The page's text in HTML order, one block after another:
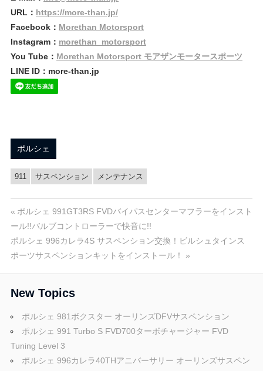
URL： https://more-than.jp/
Facebook： Morethan Motorsport
Instagram： morethan_motorsport
You Tube： Morethan Motorsport モアザンモータースポーツ
LINE ID：more-than.jp
ポルシェ
911 サスペンション メンテナンス
投
稿
ナ
ー
シ
前
の
投
稿:
ポルシェ 991GT3RS FVDバイパスセンターマフラーをインスト
ール!!バルブコントローラーで快音に!!
次
の
ポルシェ 996カレラ4S サスペンション交換！ビルシュタインス
ポーツサスペンションキットをインストール！
New Topics
ポルシェ 981ボクスター オーリンズDFVサスペンション
ポルシェ 991 Turbo S FVD700ターボチャージャー FVD
Tuning Level 3
ポルシェ 996カレラ40THアニバーサリー オーリンズサスペン